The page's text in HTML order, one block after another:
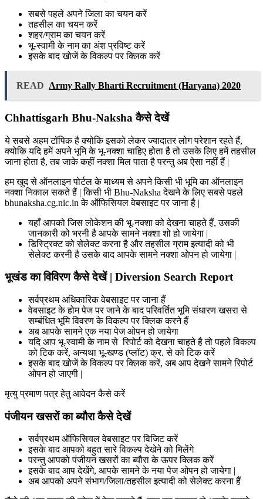
सबसे पहले अपने जिला का चयन करें
तहसील का चयन करें
शहर/ग्राम का चयन करें
भू-स्वामी के नाम का अंश प्रविष्ट करें
इसके बाद खोजें के विकल्प पर क्लिक करें
READ Army Rally Bharti Recruitment (Haryana) 2020
Chhattisgarh Bhu-Naksha कैसे देखें
ये सबसे अहम टॉपिक है क्योकि इसको लेकर ज्यादातर लोग परेशान रहते हैं,
क्योकि यदि हमें अपने भूमि के भू-नक्शा चाहिए होता है तो उसके लिए हमें तहसील
जाना होता है, तब जाके कहीं नक्शा मिल पाता है परन्तु अब ऐसा नहीं हैं |
हम खुद से ऑनलाइन पोर्टल के माध्यम से अपने किसी भी भूमि का ऑनलाइन
नक्शा निकाल सकते हैं | किसी भी Bhu-Naksha देखने के लिए सबसे पहले
bhunaksha.cg.nic.in के ऑफिसियल वेबसाइट पर जाना है |
यहाँ आपको जिस लोकेशन की भू-नक्शा को देखना चाहते हैं, उसकी
जानकारी को भरनी है आपके सामने नक्शा शो हो जायेगा |
डिस्ट्रिक्ट को सेलेक्ट करना है और तहसील ग्राम इत्यादी को भी
सेलेक्ट करनी है उसके बाद आपके सामने नक्शा ओपन हो जायेगा |
भूखंड का विविरण कैसे देखें | Diversion Search Report
सर्वप्रथम अधिकारिक वेबसाइट पर जाना हैं
वेबसाइट के होम पेज पर जाने के बाद परिवर्तित भूमि संधारण खसरा से
सम्बंधित भूमि विवरण के विकल्प पर क्लिक करने हैं
अब आपके सामने एक नया पेज ओपन हो जायेगा
यदि आप भू-स्वामी के नाम से रिपोर्ट को देखना चाहते है तो पहले विकल्प
को टिक करें, अन्यथा भू-खण्ड (प्लॉट) क्र. से को टिक करें
इसके बाद खोजें के विकल्प पर क्लिक करें, अब आप देखने सामने रिपोर्ट
ओपन हो जाएगी |
मृत्यु प्रमाण पत्र हेतु आवेदन कैसे करें
पंजीयन खसरों का ब्यौरा कैसे देखें
सर्वप्रथम ऑफिसियल वेबसाइट पर विजिट करें
इसके बाद आपको बहुत सारे विकल्प देखेने को मिलेंगे
परन्तु आपको पंजीयन खसरों का ब्यौरा के ऊपर क्लिक करें
इसके बाद आप देखेंगे, आपके सामने के नया पेज ओपन हो जायेगा |
अब आपको अपने संभाग/जिला/तहसील इत्यादी को सेलेक्ट करना हैं